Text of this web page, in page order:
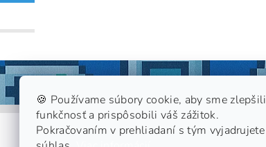
GDPR
🍪 Používame súbory cookie, aby sme zlepšili
funkčnosť a prispôsobili váš zážitok.
Pokračovaním v prehliadaní s tým vyjadrujete